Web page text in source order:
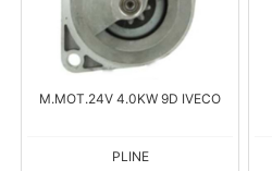
M.MOT.24V 4.0KW 9D IVECO
PLINE